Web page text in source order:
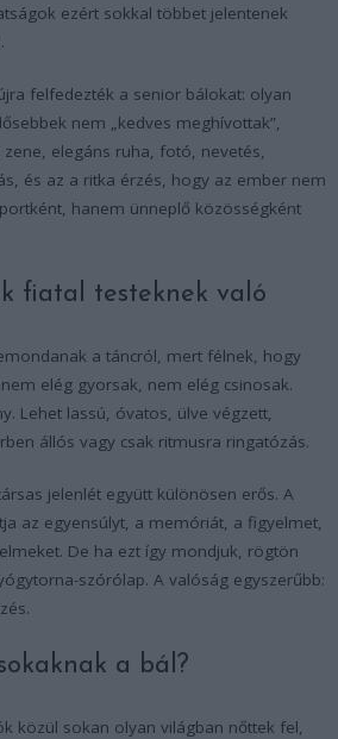
ezért sokkal többet jelentenek
felfedezték a senior bálokat: olyan
nem „kedves meghívottak”,
elegáns ruha, fotó, nevetés,
és az a ritka érzés, hogy az ember nem
hanem ünneplő közösségként
fiatal testeknek való
a táncról, mert félnek, hogy
elég gyorsak, nem elég csinosak.
Lehet lassú, óvatos, ülve végzett,
állós vagy csak ritmusra ringatózás.
jelenlét együtt különösen erős. A
az egyensúlyt, a memóriát, a figyelmet,
De ha ezt így mondjuk, rögtön
szórólap. A valóság egyszerűbb:
a bál?
közül sokan olyan világban nőttek fel,